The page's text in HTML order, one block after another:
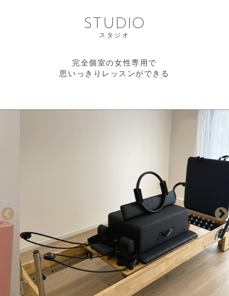
STUDIO
スタジオ
完全個室の女性専用で
思いっきりレッスンができる